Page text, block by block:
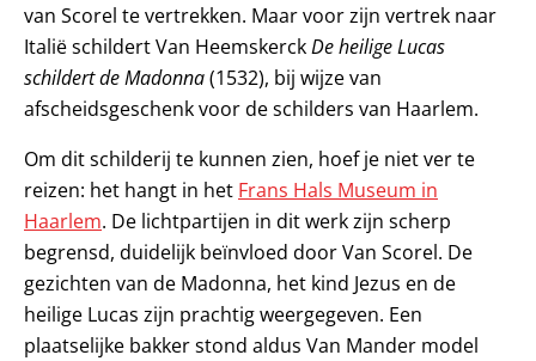
van Scorel te vertrekken. Maar voor zijn vertrek naar
Italië schildert Van HeemskerckDe heilige Lucas
schildert de Madonna(1532), bij wijze van
afscheidsgeschenk voor de schilders van Haarlem.
Om dit schilderij te kunnen zien, hoef je niet ver te
reizen: het hangt in het Frans Hals Museum in
Haarlem. De lichtpartijen in dit werk zijn scherp
begrensd, duidelijk beïnvloed door Van Scorel. De
gezichten van de Madonna, het kind Jezus en de
heilige Lucas zijn prachtig weergegeven. Een
plaatselijke bakker stond aldus Van Mander model